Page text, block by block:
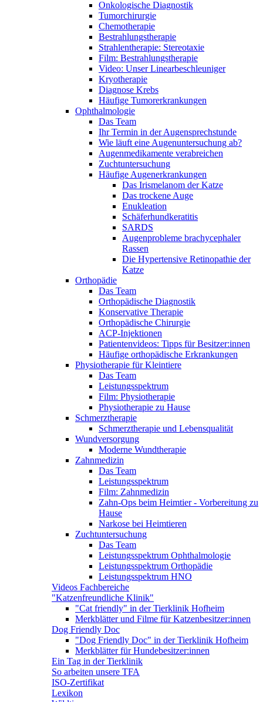
Onkologische Diagnostik
Tumorchirurgie
Chemotherapie
Bestrahlungstherapie
Strahlentherapie: Stereotaxie
Film: Bestrahlungstherapie
Video: Unser Linearbeschleuniger
Kryotherapie
Diagnose Krebs
Häufige Tumorerkrankungen
Ophthalmologie
Das Team
Ihr Termin in der Augensprechstunde
Wie läuft eine Augenuntersuchung ab?
Augenmedikamente verabreichen
Zuchtuntersuchung
Häufige Augenerkrankungen
Das Irismelanom der Katze
Das trockene Auge
Enukleation
Schäferhundkeratitis
SARDS
Augenprobleme brachycephaler
Rassen
Die Hypertensive Retinopathie der
Katze
Orthopädie
Das Team
Orthopädische Diagnostik
Konservative Therapie
Orthopädische Chirurgie
ACP-Injektionen
Patientenvideos: Tipps für Besitzer:innen
Häufige orthopädische Erkrankungen
Physiotherapie für Kleintiere
Das Team
Leistungsspektrum
Film: Physiotherapie
Physiotherapie zu Hause
Schmerztherapie
Schmerztherapie und Lebensqualität
Wundversorgung
Moderne Wundtherapie
Zahnmedizin
Das Team
Leistungsspektrum
Film: Zahnmedizin
Zahn-Ops beim Heimtier - Vorbereitung zu
Hause
Narkose bei Heimtieren
Zuchtuntersuchung
Das Team
Leistungsspektrum Ophthalmologie
Leistungsspektrum Orthopädie
Leistungsspektrum HNO
Videos Fachbereiche
"Katzenfreundliche Klinik"
"Cat friendly" in der Tierklinik Hofheim
Merkblätter und Filme für Katzenbesitzer:innen
Dog Friendly Doc
"Dog Friendly Doc" in der Tierklinik Hofheim
Merkblätter für Hundebesitzer:innen
Ein Tag in der Tierklinik
So arbeiten unsere TFA
ISO-Zertifikat
Lexikon